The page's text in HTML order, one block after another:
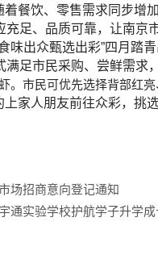
着餐饮、零售需求同步增
充足、品质可靠，让南京
味出众甄选出彩”四月踏
满足市民采购、尝鲜需求
。市民可优先选择背部红
上家人朋友前往众彩，挑
场招商意向登记通知
通实验学校护航学子升学